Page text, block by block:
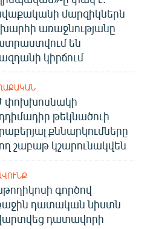
մարզիկներն
առաջնությանը
են
կիրճում
փոխխոսնակի
թեկնածուի
քննարկումները
շաբաթ կշարունակվեն
գործով
դատական նիստն
դատավորի